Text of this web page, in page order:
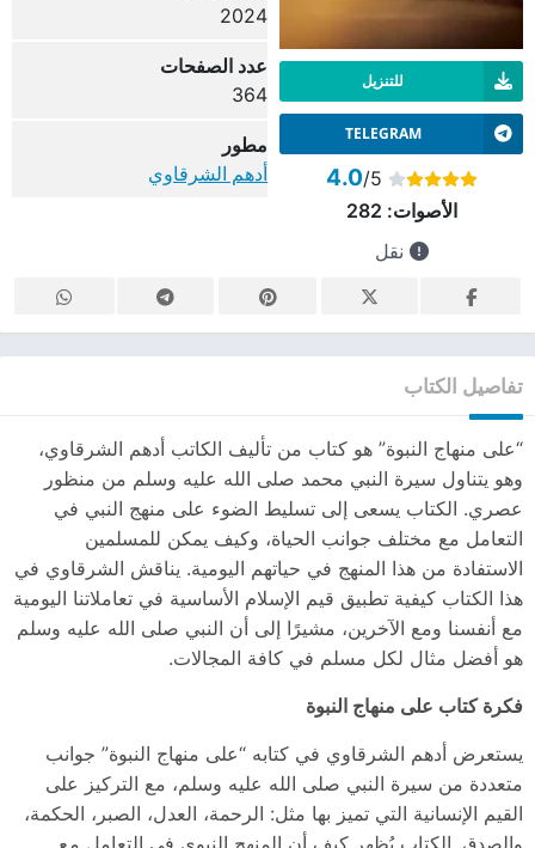
للتنزيل
TELEGRAM
4.0/5
الأصوات: 282
نقل
2024
عدد الصفحات
364
مطور
أدهم الشرقاوي
تفاصيل الكتاب
“على منهاج النبوة” هو كتاب من تأليف الكاتب أدهم الشرقاوي،
وهو يتناول سيرة النبي محمد صلى الله عليه وسلم من منظور
عصري. الكتاب يسعى إلى تسليط الضوء على منهج النبي في
التعامل مع مختلف جوانب الحياة، وكيف يمكن للمسلمين
الاستفادة من هذا المنهج في حياتهم اليومية. يناقش الشرقاوي في
هذا الكتاب كيفية تطبيق قيم الإسلام الأساسية في تعاملاتنا اليومية
مع أنفسنا ومع الآخرين، مشيرًا إلى أن النبي صلى الله عليه وسلم
هو أفضل مثال لكل مسلم في كافة المجالات.
فكرة كتاب على منهاج النبوة
يستعرض أدهم الشرقاوي في كتابه “على منهاج النبوة” جوانب
متعددة من سيرة النبي صلى الله عليه وسلم، مع التركيز على
القيم الإنسانية التي تميز بها مثل: الرحمة، العدل، الصبر، الحكمة،
والصدق. الكتاب يُظهر كيف أن المنهج النبوي في التعامل مع